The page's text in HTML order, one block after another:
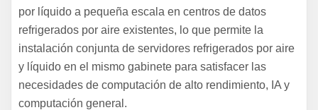
por líquido a pequeña escala en centros de datos
refrigerados por aire existentes, lo que permite la
instalación conjunta de servidores refrigerados por aire
y líquido en el mismo gabinete para satisfacer las
necesidades de computación de alto rendimiento, IA y
computación general.